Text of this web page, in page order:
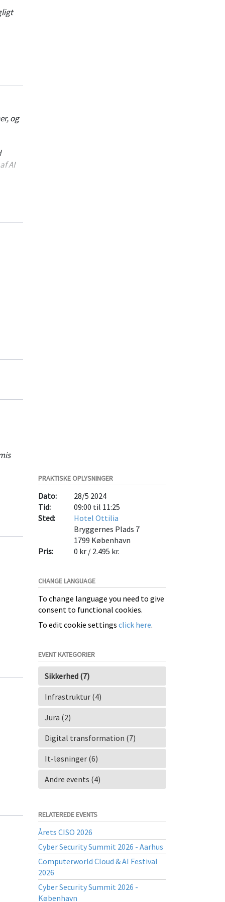
og
AI
PRAKTISKE OPLYSNINGER
Dato:
28/5 2024
Tid:
09:00 til 11:25
Sted:
Hotel Ottilia
Bryggernes Plads 7
1799 København
Pris:
0 kr / 2.495 kr.
CHANGE LANGUAGE
To change language you need to give
consent to functional cookies.
To edit cookie settings click here.
EVENT KATEGORIER
Sikkerhed (7)
Infrastruktur (4)
Jura (2)
Digital transformation (7)
It-løsninger (6)
Andre events (4)
RELATEREDE EVENTS
Årets CISO 2026
Cyber Security Summit 2026 - Aarhus
Computerworld Cloud & AI Festival
2026
Cyber Security Summit 2026 -
København